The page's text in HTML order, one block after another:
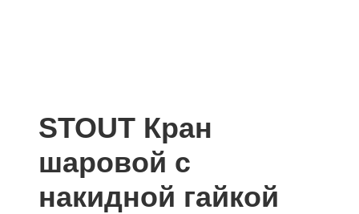
STOUT Кран
шаровой с
накидной гайкой